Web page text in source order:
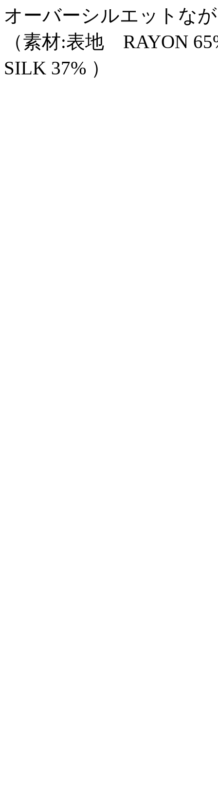
オーバーシルエットな
（素材:表地 RAYON
SILK 37% ）